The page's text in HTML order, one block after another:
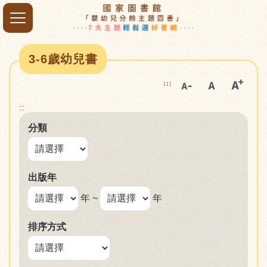
3-6歲幼兒書
:::
:::
分類
出版年
年 ~ 年
排序方式